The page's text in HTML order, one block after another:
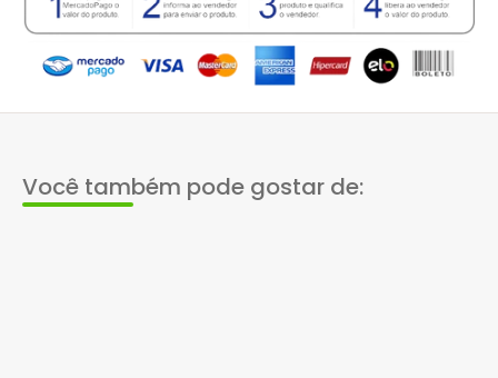
Você também pode gostar de: